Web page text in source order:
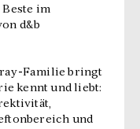
im
d&b
Familie bringt
kennt und liebt:
und